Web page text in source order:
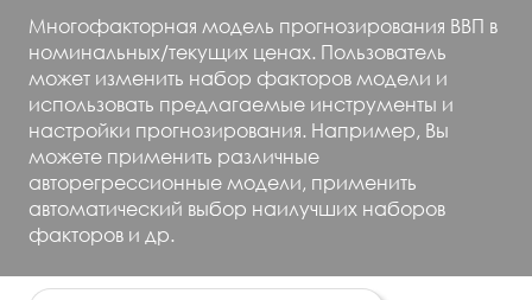
Многофакторная модель прогнозирования ВВП в
номинальных/текущих ценах. Пользователь
может изменить набор факторов модели и
использовать предлагаемые инструменты и
настройки прогнозирования. Например, Вы
можете применить различные
авторегрессионные модели, применить
автоматический выбор наилучших наборов
факторов и др.